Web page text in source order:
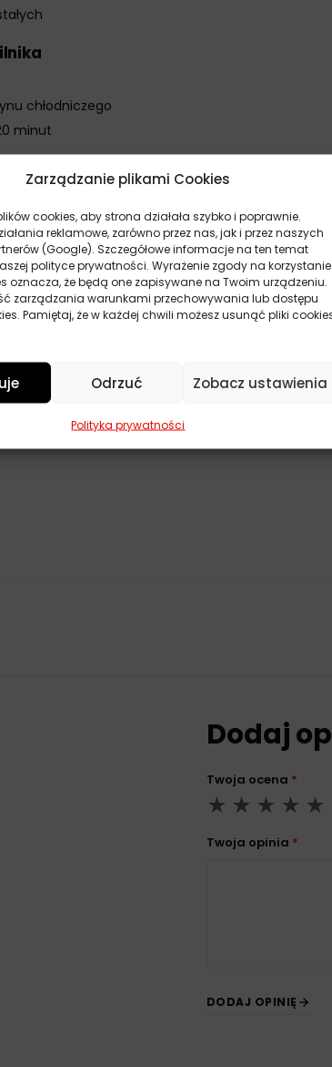
Zarządzanie plikami Cookies
cookies, aby strona działała szybko i poprawnie.
reklamowe, zarówno przez nas, jak i przez naszych
(Google). Szczegółowe informacje na ten temat
polityce prywatności. Wyrażenie zgody na korzystanie
oznacza, że będą one zapisywane na Twoim urządzeniu.
zarządzania warunkami przechowywania lub dostępu
Pamiętaj, że w każdej chwili możesz usunąć pliki
Odrzuć Zobacz ustawienia
Polityka prywatności
chłodniczego
minut
razie potrzeby
przyspieszeń przez pierwsze 150 km
układu
Silnika
pierwszych oznakach nieszczelności.
do 6 litrów.
silnika.
silnikowych i płynów chłodniczych.
Dodaj
Twoja ocena *
Twoja opinia *
DODAJ OPINIĘ